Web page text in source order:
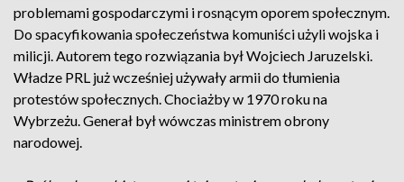
problemami gospodarczymi i rosnącym oporem społecznym.
Do spacyfikowania społeczeństwa komuniści użyli wojska i
milicji. Autorem tego rozwiązania był Wojciech Jaruzelski.
Władze PRL już wcześniej używały armii do tłumienia
protestów społecznych. Chociażby w 1970 roku na
Wybrzeżu. Generał był wówczas ministrem obrony
narodowej.